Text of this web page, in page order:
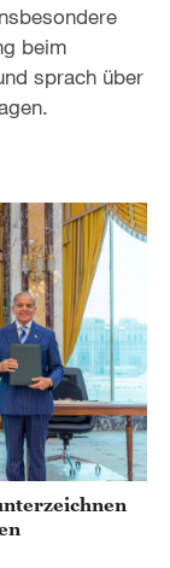
beim
sprach über